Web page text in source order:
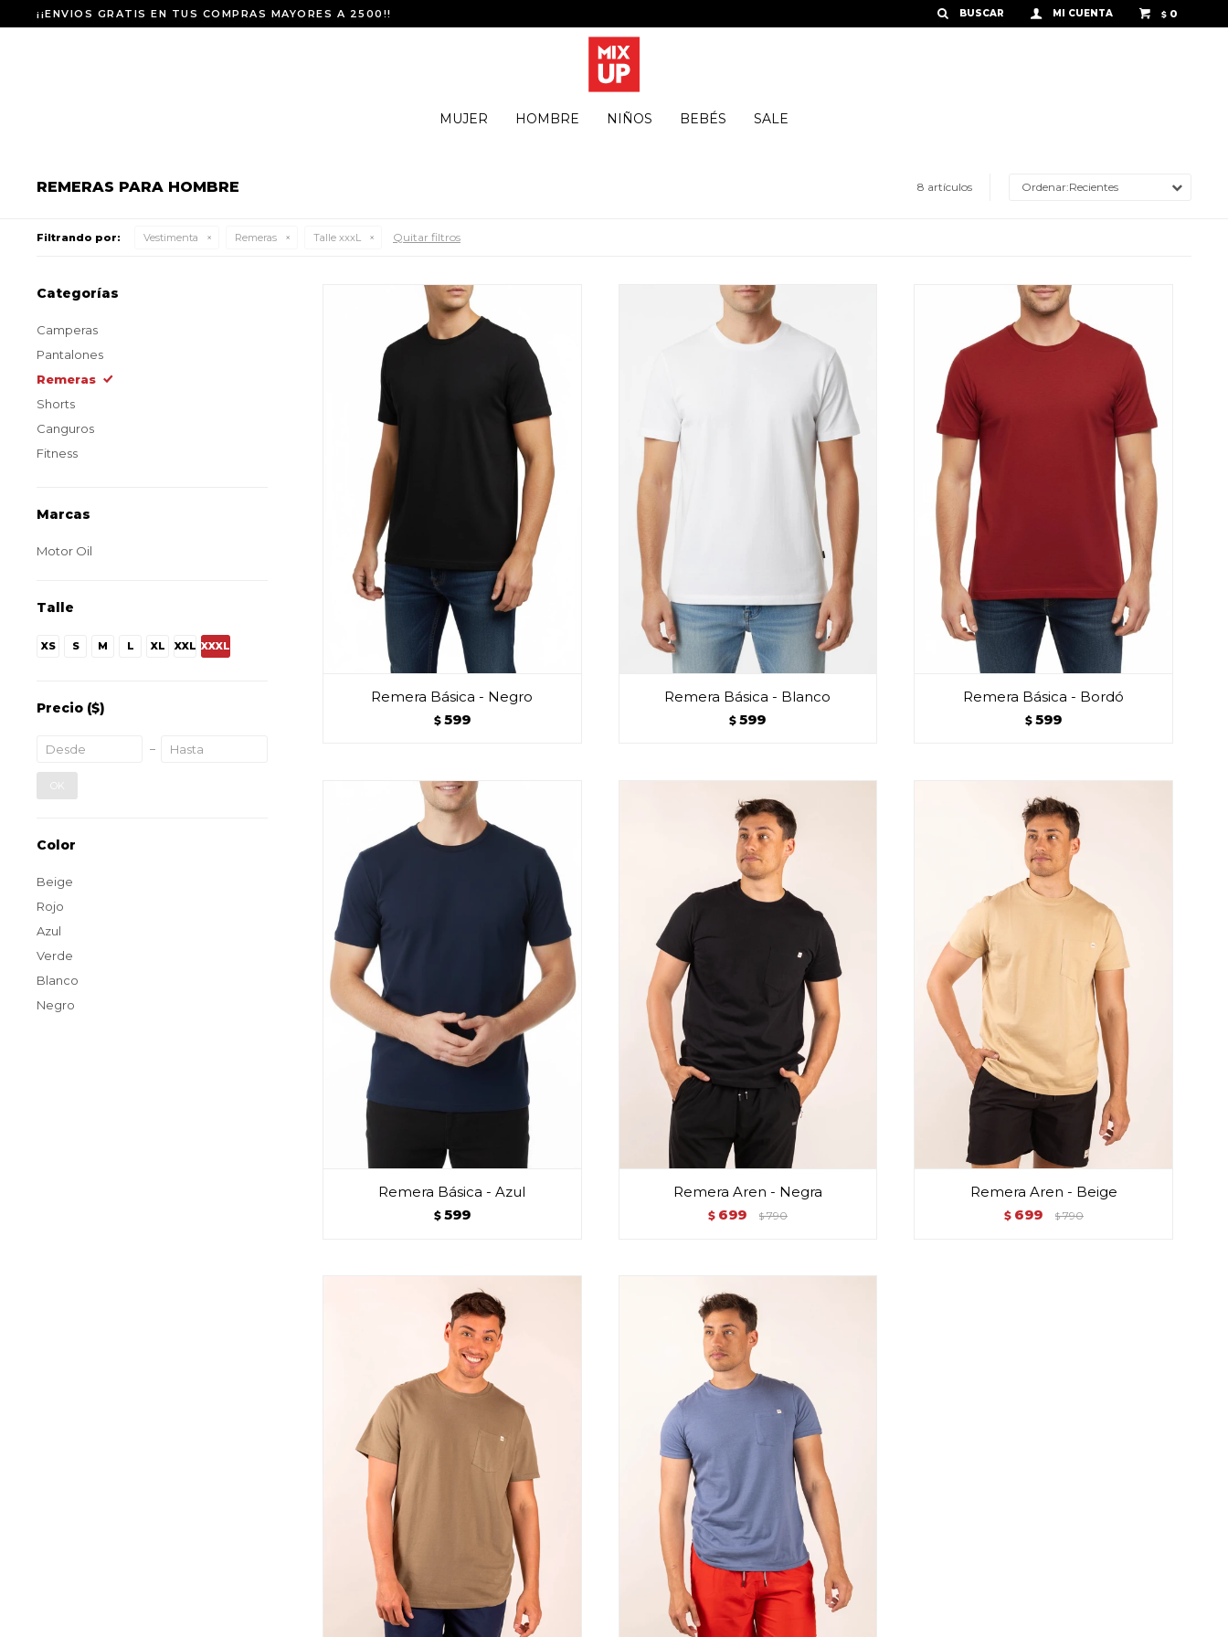
MUJER HOMBRE NIÑOS BEBÉS SALE
$ 0
¡¡ENVIOS GRATIS EN TUS COMPRAS MAYORES A 2500!!
REMERAS PARA HOMBRE 8 artículos Recientes
Filtrando por: Vestimenta Remeras Talle xxxL Quitar filtros
Remera Básica - Negro
$ 599
Remera Básica - Blanco
$ 599
Remera Básica - Bordó
$ 599
Remera Básica - Azul
$ 599
Remera Aren - Negra
$ 699 $ 790
Remera Aren - Beige
$ 699 $ 790
Categorías
Camperas
Pantalones
Remeras
Shorts
Canguros
Fitness
Marcas
Motor Oil
Talle
XS S M L XL XXL XXXL
Precio ($)
OK
Color
Beige
Rojo
Azul
Verde
Blanco
Negro